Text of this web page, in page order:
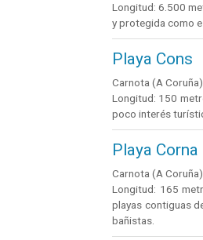
Longitud: 6.500
y protegida como
Playa Cons
Carnota (A Coruña)
Longitud: 150
poco interés
Playa
Carnota (A Coruña)
Longitud: 165
playas contiguas
bañistas.